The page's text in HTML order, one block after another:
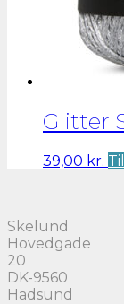
Glitter
39,00 kr.
Skelund
Hovedgade
20
DK-9560
Hadsund